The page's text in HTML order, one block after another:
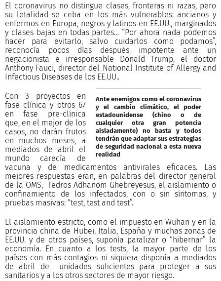
El coronavirus no distingue clases, fronteras ni razas, pero
su letalidad se ceba en los más vulnerables: ancianos y
enfermos en Europa, negros y latinos en EE.UU., marginados
y clases bajas en todas partes… “Por ahora nada podemos
hacer para evitarlo, salvo cuidarlos como podamos”,
reconocía pocos días después, impotente ante un
negacionista e irresponsable Donald Trump, el doctor
Anthony Fauci, director del National Institute of Allergy and
Infectious Diseases de los EE.UU..
Ante enemigos como el coronavirus
y el cambio climático, el poder
estadounidense (chino o de
cualquier otra gran potencia
aisladamente) no basta y todos
tendrán que adaptar sus estrategias
de seguridad nacional a esta nueva
realidad
Con 3 proyectos en
fase clínica y otros 67
en fase pre-clínica
que, en el mejor de los
casos, no darán frutos
en muchos meses, a
mediados de abril el
mundo carecía de
vacuna y de medicamentos antivirales eficaces. Las
mejores respuestas eran, en palabras del director general
de la OMS, Tedros Adhanom Ghebreyesus, el aislamiento o
confinamiento de los infectados, con o sin síntomas, y
pruebas masivas: “test, test and test”.
El aislamiento estricto, como el impuesto en Wuhan y en la
provincia china de Hubei, Italia, España y muchas zonas de
EE.UU. y de otros países, suponía paralizar o “hibernar” la
economía. En cuanto a los tests, la mayor parte de los
países con más contagios ni siquiera disponía a mediados
de abril de unidades suficientes para proteger a sus
sanitarios y a los otros sectores de mayor riesgo.